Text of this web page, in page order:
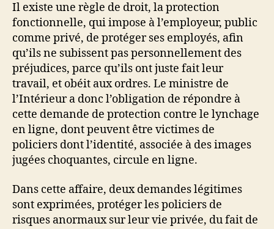
Il existe une règle de droit, la protection
fonctionnelle, qui impose à l’employeur, public
comme privé, de protéger ses employés, afin
qu’ils ne subissent pas personnellement des
préjudices, parce qu’ils ont juste fait leur
travail, et obéit aux ordres. Le ministre de
l’Intérieur a donc l’obligation de répondre à
cette demande de protection contre le lynchage
en ligne, dont peuvent être victimes de
policiers dont l’identité, associée à des images
jugées choquantes, circule en ligne.
Dans cette affaire, deux demandes légitimes
sont exprimées, protéger les policiers de
risques anormaux sur leur vie privée, du fait de